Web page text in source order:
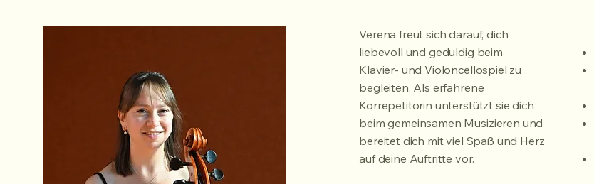
Verena freut sich darauf, dich
liebevoll und geduldig beim
Klavier- und Violoncellospiel zu
begleiten. Als erfahrene
Korrepetitorin unterstützt sie dich
beim gemeinsamen Musizieren und
bereitet dich mit viel Spaß und Herz
auf deine Auftritte vor.